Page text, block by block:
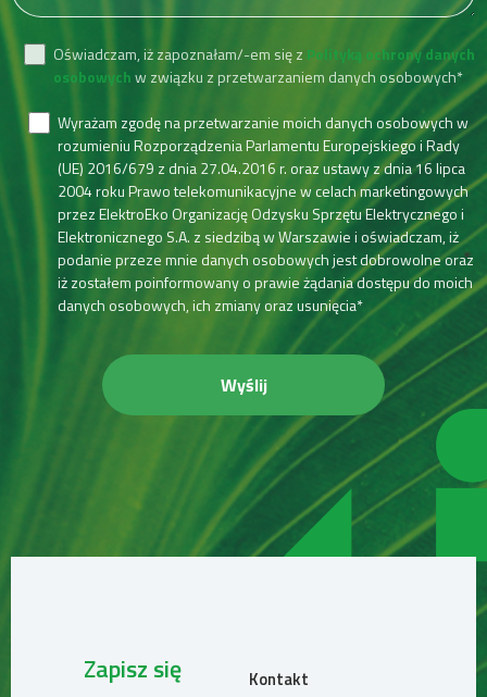
Oświadczam, iż zapoznałam/-em się z Polityką ochrony danych
osobowychw związku z przetwarzaniem danych osobowych*
Wyrażam zgodę na przetwarzanie moich danych osobowych w
rozumieniu Rozporządzenia Parlamentu Europejskiego i Rady
(UE) 2016/679 z dnia 27.04.2016 r. oraz ustawy z dnia 16 lipca
2004 roku Prawo telekomunikacyjne w celach marketingowych
przez ElektroEko Organizację Odzysku Sprzętu Elektrycznego i
Elektronicznego S.A. z siedzibą w Warszawie i oświadczam, iż
podanie przeze mnie danych osobowych jest dobrowolne oraz
iż zostałem poinformowany o prawie żądania dostępu do moich
danych osobowych, ich zmiany oraz usunięcia*
Zapisz się
Kontakt